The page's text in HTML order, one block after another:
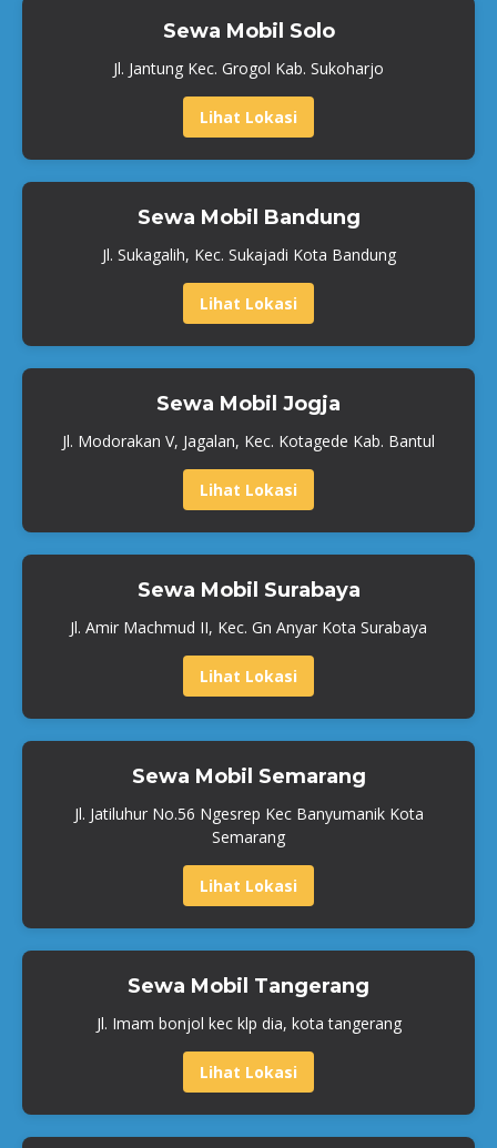
Sewa Mobil Solo
Jl. Jantung Kec. Grogol Kab. Sukoharjo
Lihat Lokasi
Sewa Mobil Bandung
Jl. Sukagalih, Kec. Sukajadi Kota Bandung
Lihat Lokasi
Sewa Mobil Jogja
Jl. Modorakan V, Jagalan, Kec. Kotagede Kab. Bantul
Lihat Lokasi
Sewa Mobil Surabaya
Jl. Amir Machmud II, Kec. Gn Anyar Kota Surabaya
Lihat Lokasi
Sewa Mobil Semarang
Jl. Jatiluhur No.56 Ngesrep Kec Banyumanik Kota
Semarang
Lihat Lokasi
Sewa Mobil Tangerang
Jl. Imam bonjol kec klp dia, kota tangerang
Lihat Lokasi